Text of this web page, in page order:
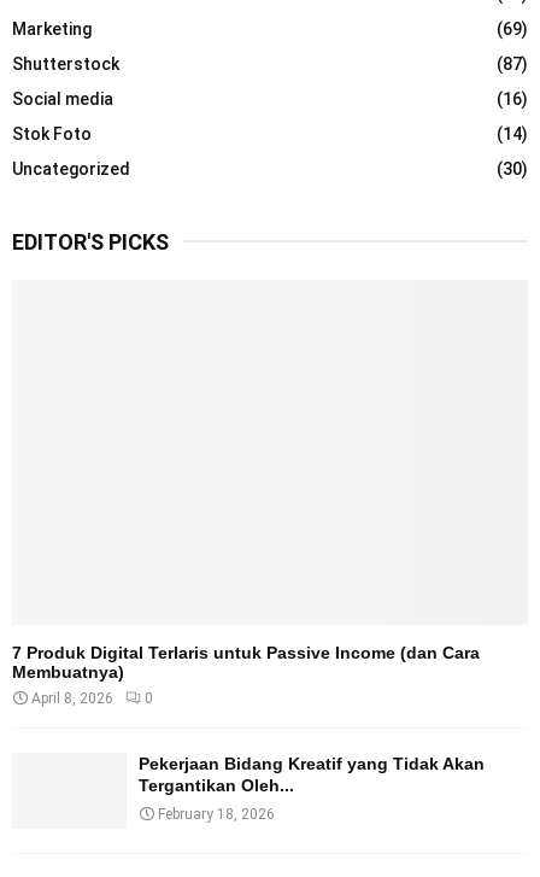
Marketing
(69)
Shutterstock
(87)
Social media
(16)
Stok Foto
(14)
Uncategorized
(30)
EDITOR'S PICKS
7 Produk Digital Terlaris untuk Passive Income (dan Cara
Membuatnya)
April 8, 2026 0
Pekerjaan Bidang Kreatif yang Tidak Akan
Tergantikan Oleh...
February 18, 2026